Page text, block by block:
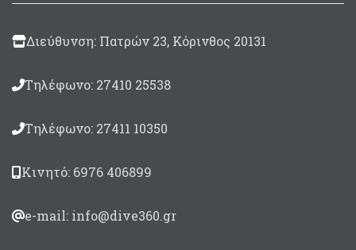
Διεύθυνση: Πατρών 23, Κόρινθος 20131
Τηλέφωνο: 27410 25538
Τηλέφωνο: 27411 10350
Κινητό: 6976 406899
e-mail: info@dive360.gr